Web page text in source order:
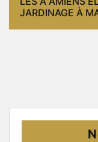
JARDINAGE À